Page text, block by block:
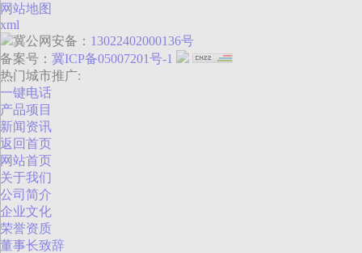
网站地图
xml
冀公网安备： 13022402000136号
备案号： 冀ICP备05007201号-1
热门城市推广:
一键电话
产品项目
新闻资讯
返回首页
网站首页
关于我们
公司简介
企业文化
荣誉资质
董事长致辞